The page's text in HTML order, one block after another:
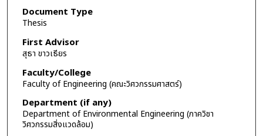
Document Type
Thesis
First Advisor
สุธา ขาวเธียร
Faculty/College
Faculty of Engineering (คณะวิศวกรรมศาสตร์)
Department (if any)
Department of Environmental Engineering (ภาควิชา
วิศวกรรมสิ่งแวดล้อม)